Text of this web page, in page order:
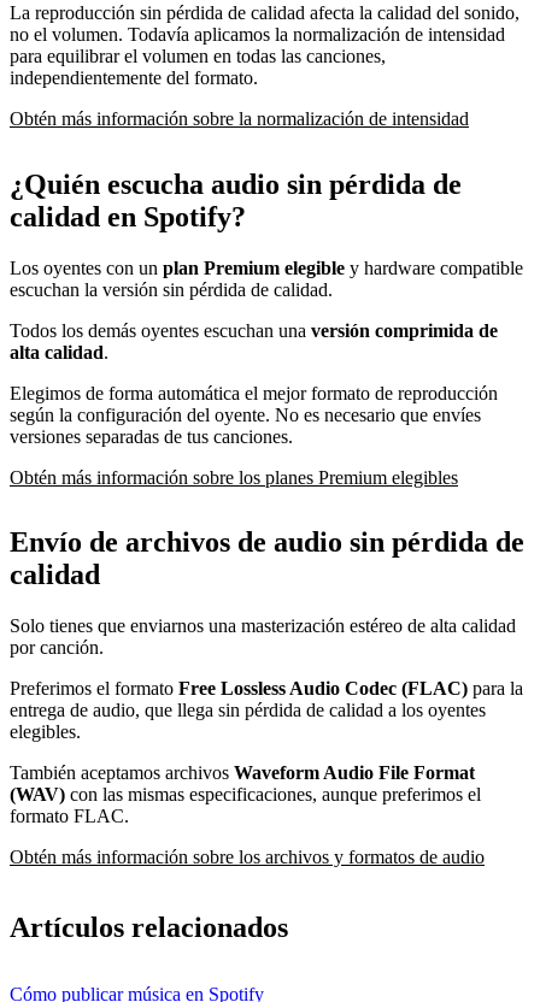
La reproducción sin pérdida de calidad afecta la calidad del sonido,
no el volumen. Todavía aplicamos la normalización de intensidad
para equilibrar el volumen en todas las canciones,
independientemente del formato.
Obtén más información sobre la normalización de intensidad
¿Quién escucha audio sin pérdida de
calidad en Spotify?
Los oyentes con un plan Premium elegible y hardware compatible
escuchan la versión sin pérdida de calidad.
Todos los demás oyentes escuchan una versión comprimida de
alta calidad.
Elegimos de forma automática el mejor formato de reproducción
según la configuración del oyente. No es necesario que envíes
versiones separadas de tus canciones.
Obtén más información sobre los planes Premium elegibles
Envío de archivos de audio sin pérdida de
calidad
Solo tienes que enviarnos una masterización estéreo de alta calidad
por canción.
Preferimos el formato Free Lossless Audio Codec (FLAC) para la
entrega de audio, que llega sin pérdida de calidad a los oyentes
elegibles.
También aceptamos archivos Waveform Audio File Format
(WAV) con las mismas especificaciones, aunque preferimos el
formato FLAC.
Obtén más información sobre los archivos y formatos de audio
Artículos relacionados
Cómo publicar música en Spotify